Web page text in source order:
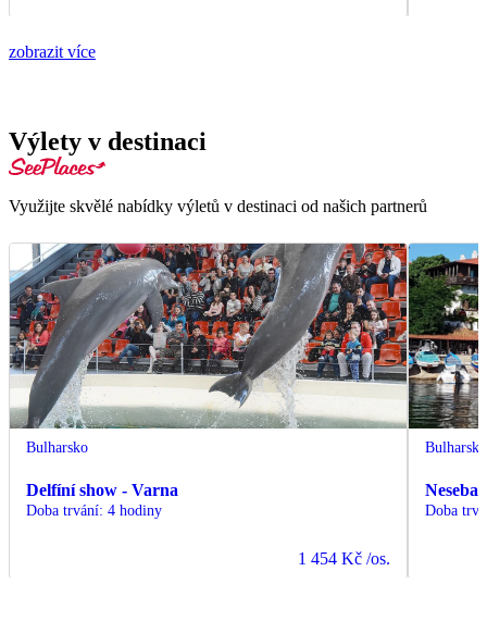
zobrazit více
Výlety v destinaci
Využijte skvělé nabídky výletů v destinaci od našich partnerů
Bulharsko
Delfíní show - Varna
Doba trvání: 4 hodiny
1 454 Kč /os.
Bulharsko
Doba